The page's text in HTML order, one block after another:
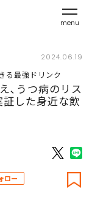
menu
2024.06.19
る最強ドリンク
､うつ病のリス
した身近な飲
ロー